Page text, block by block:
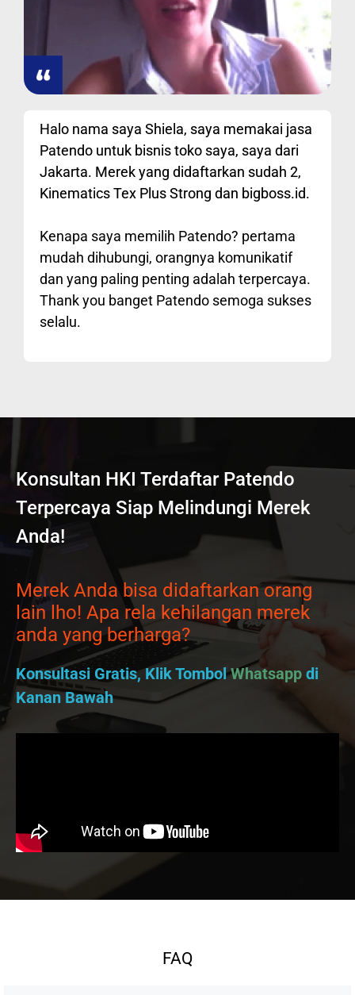
Halo nama saya Shiela, saya memakai jasa
Patendo untuk bisnis toko saya, saya dari
Jakarta. Merek yang didaftarkan sudah 2,
Kinematics Tex Plus Strong dan bigboss.id.
Kenapa saya memilih Patendo? pertama
mudah dihubungi, orangnya komunikatif
dan yang paling penting adalah terpercaya.
Thank you banget Patendo semoga sukses
selalu.
Konsultan HKI Terdaftar Patendo
Terpercaya Siap Melindungi Merek
Anda!
Merek Anda bisa didaftarkan orang
lain lho! Apa rela kehilangan merek
anda yang berharga?
Konsultasi Gratis, Klik TombolWhatsapp di
Kanan Bawah
FAQ